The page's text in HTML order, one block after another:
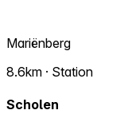
Mariënberg
8.6km · Station
Scholen